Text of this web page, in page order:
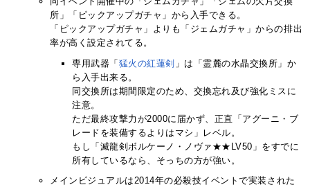
所」「ピックアップガチャ」から入手できる。
「ピックアップガチャ」よりも「ジェムガチャ」からの排出
率が高く設定されてる。
専用武器「猛火の紅蓮剣 」は「霊麓の水晶交換所」か
ら入手出来る。
同交換所は期間限定のため、交換忘れ及び強化ミスに
注意。
ただ最終攻撃力が2000に届かず、正直「アグーニ・ブ
レードを装備するよりはマシ」レベル。
もし「滅龍剣ボルケーノ・ノヴァ★★LV50」をすでに
所有しているなら、そっちの方が強い。
メインビジュアルは2014年の必殺技イベントで実装された